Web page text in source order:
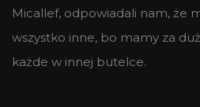
Micallef, odpowiadali nam, że
wszystko inne, bo mamy za
każde w innej butelce.